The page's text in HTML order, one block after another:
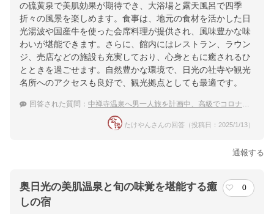
の硫黄泉で美肌効果が期待でき、大浴場と露天風呂で四季
折々の風景を楽しめます。食事は、地元の食材を活かした日
光湯波や国産牛を使った会席料理が提供され、風味豊かな味
わいが堪能できます。さらに、館内にはレストラン、ラウン
ジ、売店などの施設も充実しており、心身ともに癒されるひ
とときを過ごせます。自然豊かな環境で、日光の社寺や観光
名所へのアクセスも良好で、観光拠点としても最適です。
回答された質問： 中禅寺温泉へ男一人旅を計画中、高級でコロナ対策がしっかりしている宿をしりたい。
たけやんさんの回答（投稿日：2025/1/13）
通報する
奥日光の美肌温泉と旬の味覚を堪能する癒
しの宿
0